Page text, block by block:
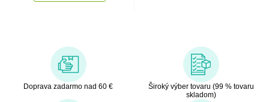
Doprava zadarmo nad 60 €
Široký výber tovaru (99 % tovaru
skladom)